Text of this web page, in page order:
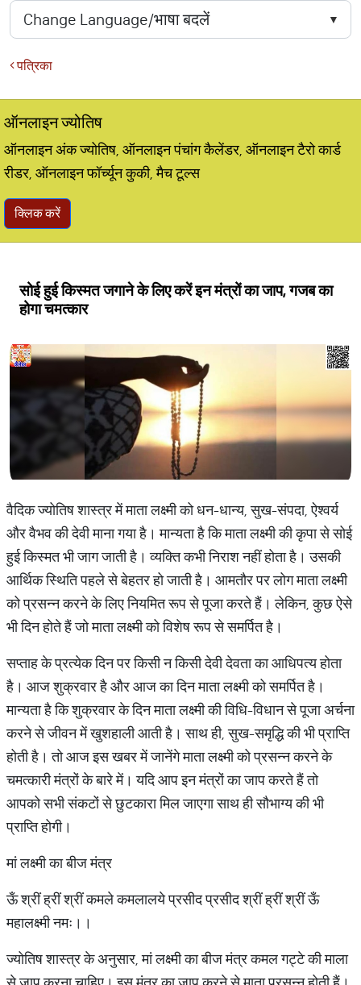
पत्रिका
ऑनलाइन ज्योतिष
ऑनलाइन अंक ज्योतिष, ऑनलाइन पंचांग कैलेंडर, ऑनलाइन टैरो कार्ड
रीडर, ऑनलाइन फॉर्च्यून कुकी, मैच टूल्स
क्लिक करें
सोई हुई किस्मत जगाने के लिए करें इन मंत्रों का जाप, गजब का
होगा चमत्कार
वैदिक ज्योतिष शास्त्र में माता लक्ष्मी को धन-धान्य, सुख-संपदा, ऐश्वर्य
और वैभव की देवी माना गया है। मान्यता है कि माता लक्ष्मी की कृपा से सोई
हुई किस्मत भी जाग जाती है। व्यक्ति कभी निराश नहीं होता है। उसकी
आर्थिक स्थिति पहले से बेहतर हो जाती है। आमतौर पर लोग माता लक्ष्मी
को प्रसन्न करने के लिए नियमित रूप से पूजा करते हैं। लेकिन, कुछ ऐसे
भी दिन होते हैं जो माता लक्ष्मी को विशेष रूप से समर्पित है।
सप्ताह के प्रत्येक दिन पर किसी न किसी देवी देवता का आधिपत्य होता
है। आज शुक्रवार है और आज का दिन माता लक्ष्मी को समर्पित है।
मान्यता है कि शुक्रवार के दिन माता लक्ष्मी की विधि-विधान से पूजा अर्चना
करने से जीवन में खुशहाली आती है। साथ ही, सुख-समृद्धि की भी प्राप्ति
होती है। तो आज इस खबर में जानेंगे माता लक्ष्मी को प्रसन्न करने के
चमत्कारी मंत्रों के बारे में। यदि आप इन मंत्रों का जाप करते हैं तो
आपको सभी संकटों से छुटकारा मिल जाएगा साथ ही सौभाग्य की भी
प्राप्ति होगी।
मां लक्ष्मी का बीज मंत्र
ऊँ श्रीं ह्रीं श्रीं कमले कमलालये प्रसीद प्रसीद श्रीं ह्रीं श्रीं ऊँ
महालक्ष्मी नमः।।
ज्योतिष शास्त्र के अनुसार, मां लक्ष्मी का बीज मंत्र कमल गट्टे की माला